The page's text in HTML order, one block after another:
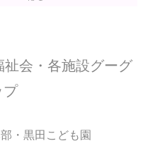
会・各施設グーグ
プ
・黒田こども園